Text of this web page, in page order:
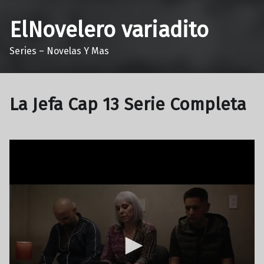
ElNovelero variadito
Series – Novelas Y Mas
La Jefa Cap 13 Serie Completa